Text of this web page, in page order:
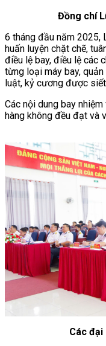
Đồng chí
6 tháng đầu năm 2025,
huấn luyện chặt chẽ,
điều lệ bay, điều lệ các
từng loại máy bay,
luật, kỷ cương được
Các nội dung bay
hàng không đều đạt và
Các đại